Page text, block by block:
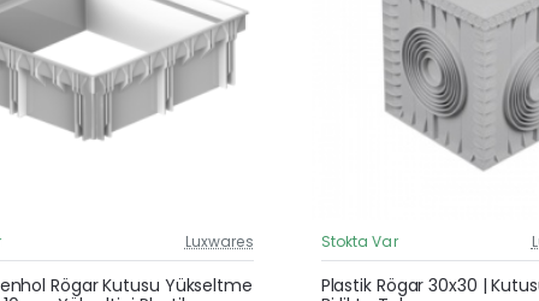
Güncel Fiyat
Yeni Ürün
Luxwares
Rögar Kutusu Yükseltme
Stokta Var
Plastik Rögar 30x30 |